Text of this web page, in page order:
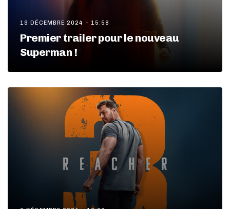
19 DÉCEMBRE 2024 - 15:58
Premier trailer pour le nouveau
Superman !